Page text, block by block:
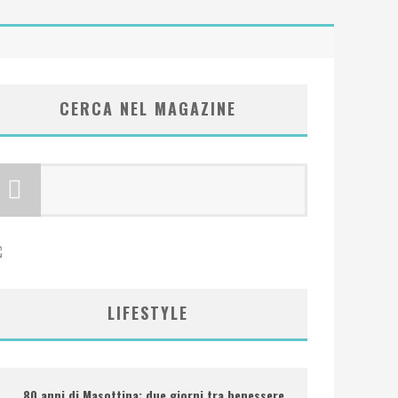
CERCA NEL MAGAZINE
LIFESTYLE